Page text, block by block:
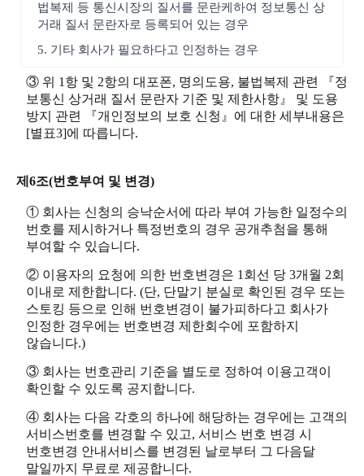
법복제 등 통신시장의 질서를 문란케하여 정보통신 상
거래 질서 문란자로 등록되어 있는 경우
5. 기타 회사가 필요하다고 인정하는 경우
③ 위 1항 및 2항의 대포폰, 명의도용, 불법복제 관련 『정
보통신 상거래 질서 문란자 기준 및 제한사항』 및 도용
방지 관련 『개인정보의 보호 신청』에 대한 세부내용은
[별표3]에 따릅니다.
제6조(번호부여 및 변경)
① 회사는 신청의 승낙순서에 따라 부여 가능한 일정수의
번호를 제시하거나 특정번호의 경우 공개추첨을 통해
부여할 수 있습니다.
② 이용자의 요청에 의한 번호변경은 1회선 당 3개월 2회
이내로 제한합니다. (단, 단말기 분실로 확인된 경우 또는
스토킹 등으로 인해 번호변경이 불가피하다고 회사가
인정한 경우에는 번호변경 제한회수에 포함하지
않습니다.)
③ 회사는 번호관리 기준을 별도로 정하여 이용고객이
확인할 수 있도록 공지합니다.
④ 회사는 다음 각호의 하나에 해당하는 경우에는 고객의
서비스번호를 변경할 수 있고, 서비스 번호 변경 시
번호변경 안내서비스를 변경된 날로부터 그 다음달
말일까지 무료로 제공합니다.